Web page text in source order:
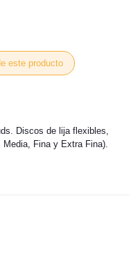
este producto
Discos de lija flexibles,
Media, Fina y Extra Fina).